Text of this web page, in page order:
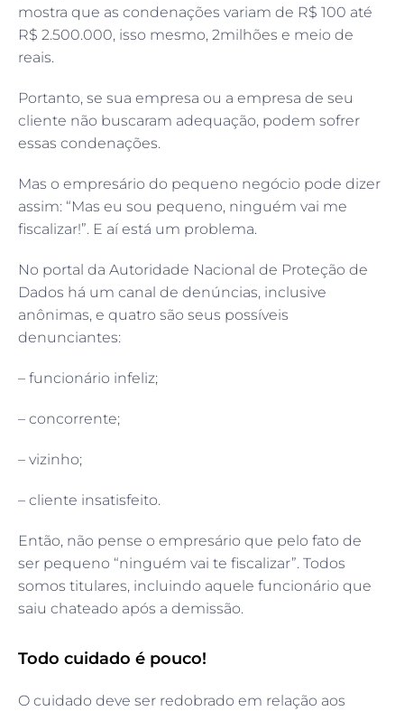
mostra que as condenações variam de R$ 100 até
R$ 2.500.000, isso mesmo, 2milhões e meio de
reais.
Portanto, se sua empresa ou a empresa de seu
cliente não buscaram adequação, podem sofrer
essas condenações.
Mas o empresário do pequeno negócio pode dizer
assim: “Mas eu sou pequeno, ninguém vai me
fiscalizar!”. E aí está um problema.
No portal da Autoridade Nacional de Proteção de
Dados há um canal de denúncias, inclusive
anônimas, e quatro são seus possíveis
denunciantes:
– funcionário infeliz;
– concorrente;
– vizinho;
– cliente insatisfeito.
Então, não pense o empresário que pelo fato de
ser pequeno “ninguém vai te fiscalizar”. Todos
somos titulares, incluindo aquele funcionário que
saiu chateado após a demissão.
Todo cuidado é pouco!
O cuidado deve ser redobrado em relação aos